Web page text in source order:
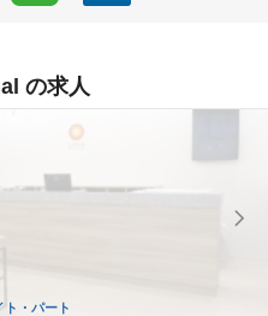
の求人
ト・パート